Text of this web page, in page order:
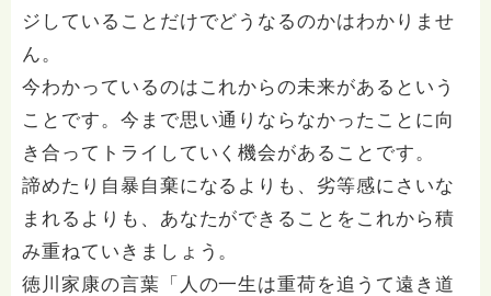
ジしていることだけでどうなるのかはわかりませ
ん。
今わかっているのはこれからの未来があるという
ことです。今まで思い通りならなかったことに向
き合ってトライしていく機会があることです。
諦めたり自暴自棄になるよりも、劣等感にさいな
まれるよりも、あなたができることをこれから積
み重ねていきましょう。
徳川家康の言葉「人の一生は重荷を追うて遠き道